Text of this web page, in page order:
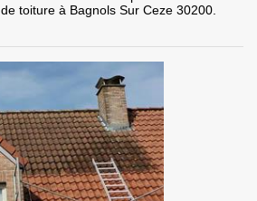
toiture à Bagnols Sur Ceze 30200.